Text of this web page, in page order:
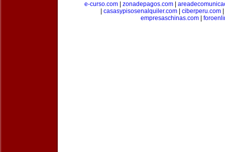
e-curso.com| zonadepagos.com|
casasypisosenalquiler.com ciberperu.com
empresaschinas.com|